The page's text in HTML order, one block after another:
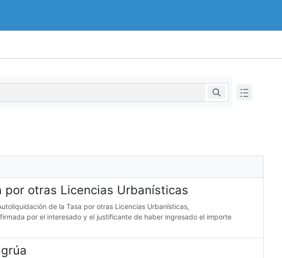
por otras Licencias Urbanísticas
de la Tasa por otras Licencias Urbanísticas,
por el interesado y el justificante de haber ingresado el importe